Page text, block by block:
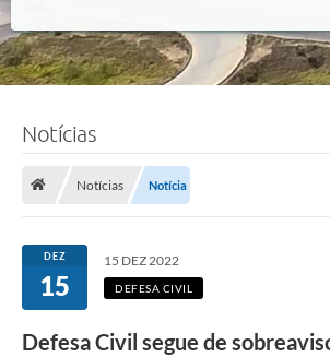
Notícias
Notícias Notícia
DEZ
15
15 DEZ 2022
DEFESA CIVIL
Defesa Civil segue de
m